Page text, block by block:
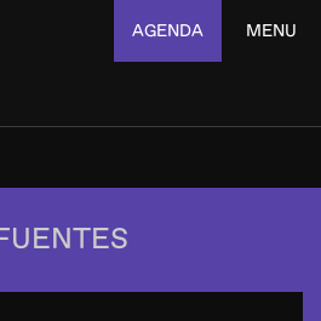
AGENDA MENU